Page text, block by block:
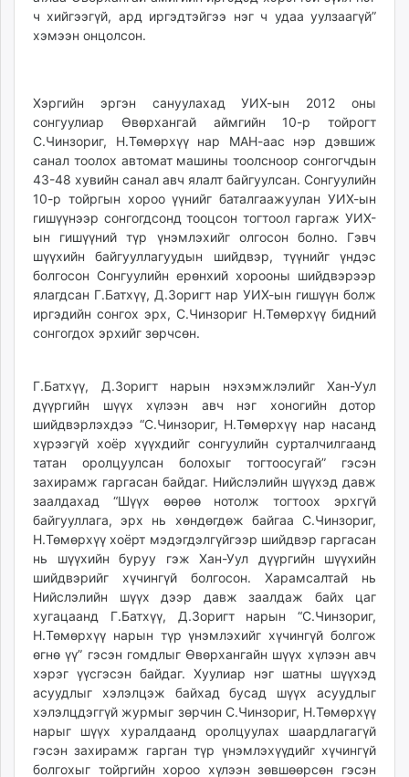
mglradio.com
fact.mn
shuum.mn
times.mn
tvmongolia.mn
mass.mn
unegui.mn
assa.mn
tac.mn
paparazzi.mn
unread.today
ч хийгээгүй, ард иргэдтэйгээ нэг ч удаа уулзаагүй”
хэмээн онцолсон.
Хэргийн эргэн сануулахад УИХ-ын 2012 оны
сонгуулиар Өвөрхангай аймгийн 10-р тойрогт
С.Чинзориг, Н.Төмөрхүү нар МАН-аас нэр дэвшиж
санал тоолох автомат машины тоолсноор сонгогчдын
43-48 хувийн санал авч ялалт байгуулсан. Сонгуулийн
10-р тойргын хороо үүнийг баталгаажуулан УИХ-ын
гишүүнээр сонгогдсонд тооцсон тогтоол гаргаж УИХ-
ын гишүүний түр үнэмлэхийг олгосон болно. Гэвч
шүүхийн байгууллагуудын шийдвэр, түүнийг үндэс
болгосон Сонгуулийн ерөнхий хорооны шийдвэрээр
ялагдсан Г.Батхүү, Д.Зоригт нар УИХ-ын гишүүн болж
иргэдийн сонгох эрх, С.Чинзориг Н.Төмөрхүү бидний
сонгогдох эрхийг зөрчсөн.
Г.Батхүү, Д.Зоригт нарын нэхэмжлэлийг Хан-Уул
дүүргийн шүүх хүлээн авч нэг хоногийн дотор
шийдвэрлэхдээ “С.Чинзориг, Н.Төмөрхүү нар насанд
хүрээгүй хоёр хүүхдийг сонгуулийн сурталчилгаанд
татан оролцуулсан болохыг тогтоосугай” гэсэн
захирамж гаргасан байдаг. Нийслэлийн шүүхэд давж
заалдахад “Шүүх өөрөө нотолж тогтоох эрхгүй
байгууллага, эрх нь хөндөгдөж байгаа С.Чинзориг,
Н.Төмөрхүү хоёрт мэдэгдэлгүйгээр шийдвэр гаргасан
нь шүүхийн буруу гэж Хан-Уул дүүргийн шүүхийн
шийдвэрийг хүчингүй болгосон. Харамсалтай нь
Нийслэлийн шүүх дээр давж заалдаж байх цаг
хугацаанд Г.Батхүү, Д.Зоригт нарын “С.Чинзориг,
Н.Төмөрхүү нарын түр үнэмлэхийг хүчингүй болгож
өгнө үү” гэсэн гомдлыг Өвөрхангайн шүүх хүлээн авч
хэрэг үүсгэсэн байдаг. Хуулиар нэг шатны шүүхэд
асуудлыг хэлэлцэж байхад бусад шүүх асуудлыг
хэлэлцдэггүй журмыг зөрчин С.Чинзориг, Н.Төмөрхүү
нарыг шүүх хуралдаанд оролцуулах шаардлагагүй
гэсэн захирамж гарган түр үнэмлэхүүдийг хүчингүй
болгохыг тойргийн хороо хүлээн зөвшөөрсөн гэсэн